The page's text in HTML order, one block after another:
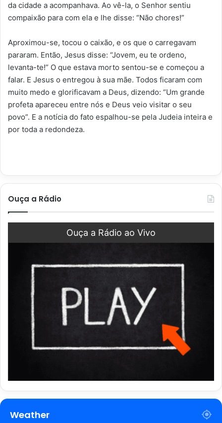
da cidade a acompanhava. Ao vê-la, o Senhor sentiu
compaixão para com ela e lhe disse: “Não chores!”
Aproximou-se, tocou o caixão, e os que o carregavam
pararam. Então, Jesus disse: “Jovem, eu te ordeno,
levanta-te!” O que estava morto sentou-se e começou a
falar. E Jesus o entregou à sua mãe. Todos ficaram com
muito medo e glorificavam a Deus, dizendo: “Um grande
profeta apareceu entre nós e Deus veio visitar o seu
povo”. E a notícia do fato espalhou-se pela Judeia inteira e
por toda a redondeza.
Ouça a Rádio
Ouça a Rádio ao Vivo
Weather